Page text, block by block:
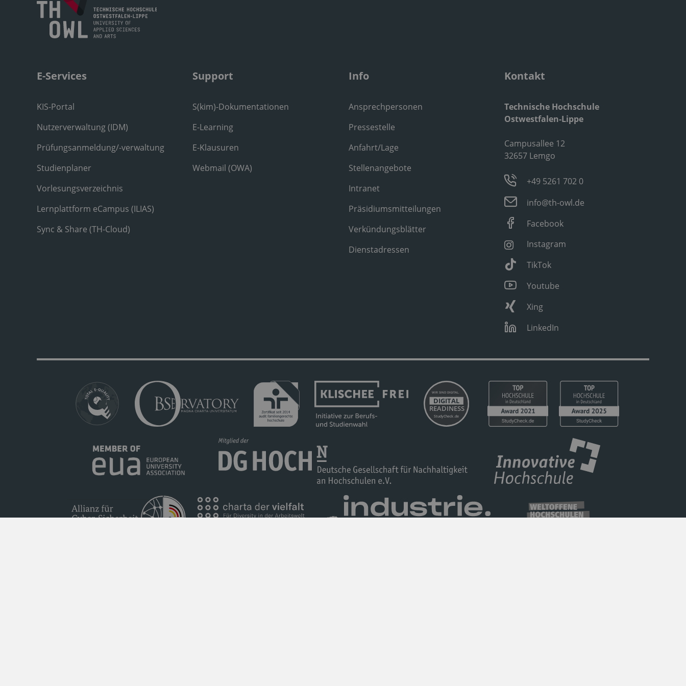
E-Services
KIS-Portal
Nutzerverwaltung (IDM)
Prüfungsanmeldung/-verwaltung
Studienplaner
Vorlesungsverzeichnis
Lernplattform eCampus (ILIAS)
Sync & Share (TH-Cloud)
Support
S(kim)-Dokumentationen
E-Learning
E-Klausuren
Webmail (OWA)
Info
Ansprechpersonen
Pressestelle
Anfahrt/Lage
Stellenangebote
Intranet
Präsidiumsmitteilungen
Verkündungsblätter
Dienstadressen
Kontakt
Technische Hochschule
Ostwestfalen-Lippe
Campusallee 12
32657 Lemgo
+49 5261 702 0
info@th-owl.de
Facebook
Instagram
TikTok
Youtube
Xing
LinkedIn